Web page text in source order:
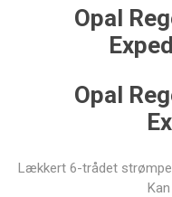
Opal
Opal
Lækkert 6-trådet